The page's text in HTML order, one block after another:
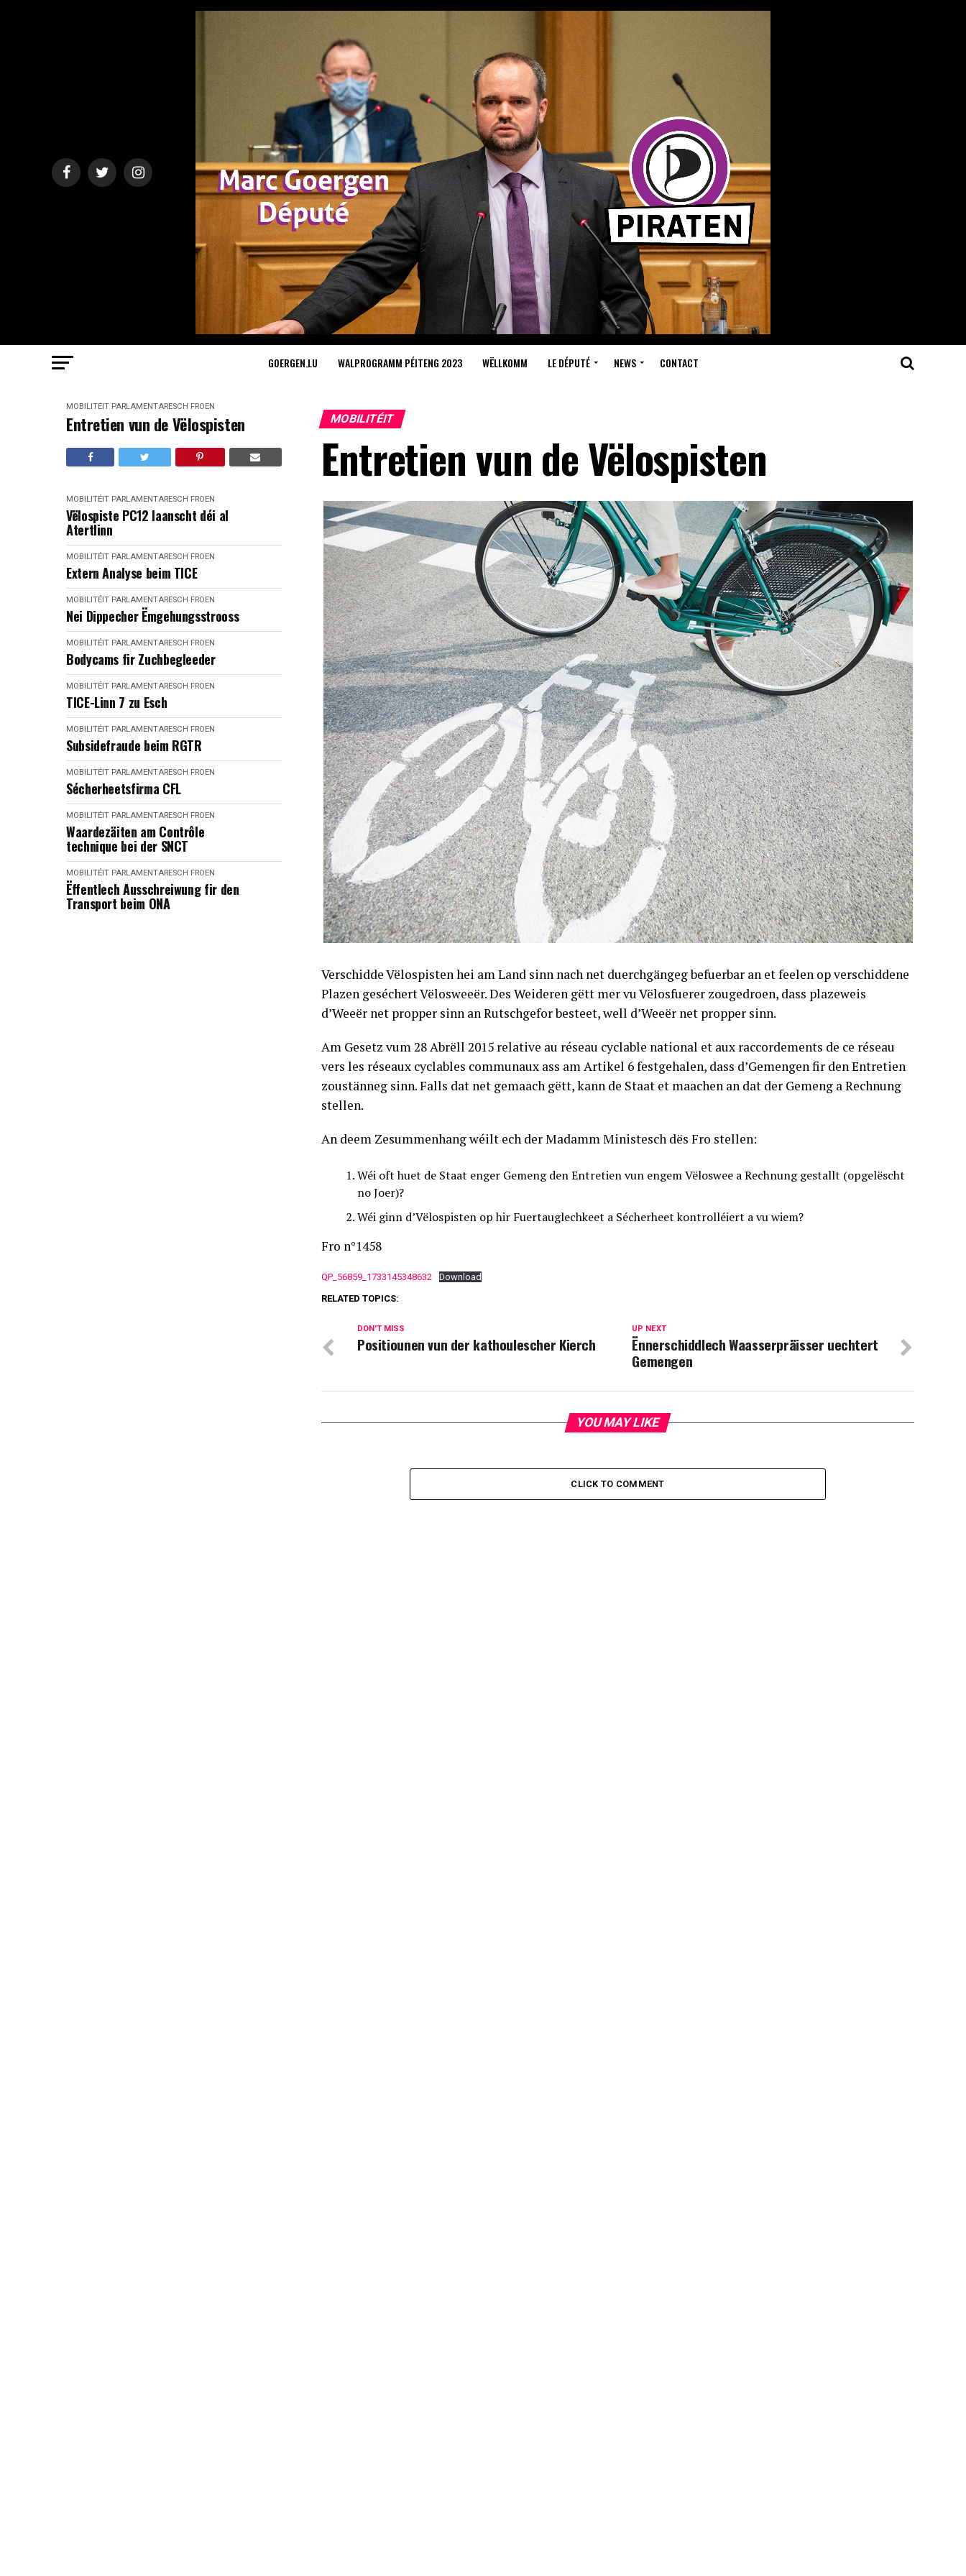
GOERGEN.LU WALPROGRAMM PÉITENG 2023 WËLLKOMM LE DÉPUTÉ NEWS CONTACT
MOBILITÉIT PARLAMENTARESCH FROEN
Entretien vun de Vëlospisten
MOBILITÉIT PARLAMENTARESCH FROEN
Vëlospiste PC12 laanscht déi al
Atertlinn
MOBILITÉIT PARLAMENTARESCH FROEN
Extern Analyse beim TICE
MOBILITÉIT PARLAMENTARESCH FROEN
Nei Dippecher Ëmgehungsstrooss
MOBILITÉIT PARLAMENTARESCH FROEN
Bodycams fir Zuchbegleeder
MOBILITÉIT PARLAMENTARESCH FROEN
TICE-Linn 7 zu Esch
MOBILITÉIT PARLAMENTARESCH FROEN
Subsidefraude beim RGTR
MOBILITÉIT PARLAMENTARESCH FROEN
Sécherheetsfirma CFL
MOBILITÉIT PARLAMENTARESCH FROEN
Waardezäiten am Contrôle
technique bei der SNCT
MOBILITÉIT PARLAMENTARESCH FROEN
Ëffentlech Ausschreiwung fir den
Transport beim ONA
MOBILITÉIT
Entretien vun de Vëlospisten
Verschidde Vëlospisten hei am Land sinn nach net duerchgängeg befuerbar an et feelen op verschiddene
Plazen geséchert Vëlosweeër. Des Weideren gëtt mer vu Vëlosfuerer zougedroen, dass plazeweis
d’Weeër net propper sinn an Rutschgefor besteet, well d’Weeër net propper sinn.
Am Gesetz vum 28 Abrëll 2015 relative au réseau cyclable national et aux raccordements de ce réseau
vers les réseaux cyclables communaux ass am Artikel 6 festgehalen, dass d’Gemengen fir den Entretien
zoustänneg sinn. Falls dat net gemaach gëtt, kann de Staat et maachen an dat der Gemeng a Rechnung
stellen.
An deem Zesummenhang wéilt ech der Madamm Ministesch dës Fro stellen:
Wéi oft huet de Staat enger Gemeng den Entretien vun engem Vëloswee a Rechnung gestallt (opgelëscht
no Joer)?
Wéi ginn d’Vëlospisten op hir Fuertauglechkeet a Sécherheet kontrolléiert a vu wiem?
Fro n°1458
QP_56859_1733145348632
Download
RELATED TOPICS:
UP NEXT
Ënnerschiddlech Waasserpräisser uechtert
Gemengen
DON'T MISS
Positiounen vun der kathoulescher Kierch
YOU MAY LIKE
CLICK TO COMMENT